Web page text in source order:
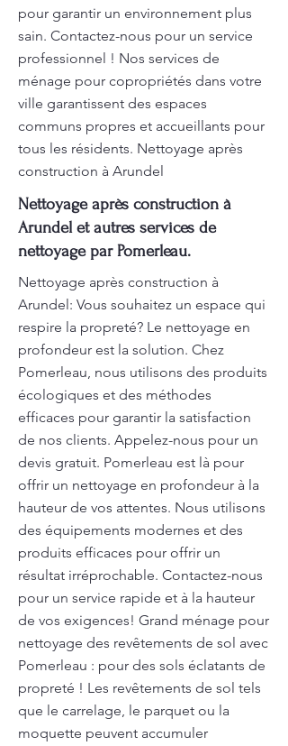
pour garantir un environnement plus
sain. Contactez-nous pour un service
professionnel ! Nos services de
ménage pour copropriétés dans votre
ville garantissent des espaces
communs propres et accueillants pour
tous les résidents. Nettoyage après
construction à Arundel
Nettoyage après construction à
Arundel et autres services de
nettoyage par Pomerleau.
Nettoyage après construction à
Arundel: Vous souhaitez un espace qui
respire la propreté? Le nettoyage en
profondeur est la solution. Chez
Pomerleau, nous utilisons des produits
écologiques et des méthodes
efficaces pour garantir la satisfaction
de nos clients. Appelez-nous pour un
devis gratuit. Pomerleau est là pour
offrir un nettoyage en profondeur à la
hauteur de vos attentes. Nous utilisons
des équipements modernes et des
produits efficaces pour offrir un
résultat irréprochable. Contactez-nous
pour un service rapide et à la hauteur
de vos exigences! Grand ménage pour
nettoyage des revêtements de sol avec
Pomerleau : pour des sols éclatants de
propreté ! Les revêtements de sol tels
que le carrelage, le parquet ou la
moquette peuvent accumuler